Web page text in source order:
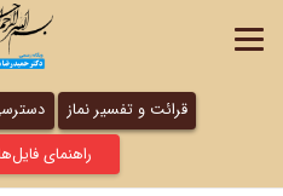
قرائت و تفسیر نماز
راهنمای